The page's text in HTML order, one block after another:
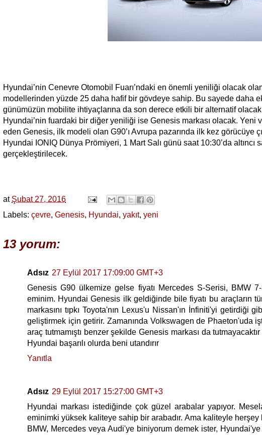
Hyundai’nin Cenevre Otomobil Fuarı’ndaki en önemli yeniliği olacak
modellerinden yüzde 25 daha hafif bir gövdeye sahip. Bu sayede daha
günümüzün mobilite ihtiyaçlarına da son derece etkili bir alternatif
Hyundai’nin fuardaki bir diğer yeniliği ise Genesis markası olacak. Yeni
eden Genesis, ilk modeli olan G90’ı Avrupa pazarında ilk kez görücüye
Hyundai IONIQ Dünya Prömiyeri, 1 Mart Salı günü saat 10:30’da altıncı
gerçekleştirilecek.
at Şubat 27, 2016
Labels: çevre, Genesis, Hyundai, yakıt, yeni
13 yorum:
Adsız 27 Eylül 2017 17:09:00 GMT+3
Genesis G90 ülkemize gelse fiyatı Mercedes S-Serisi, BMW
eminim. Hyundai Genesis ilk geldiğinde bile fiyatı bu araçların
markasını tıpkı Toyota'nın Lexus'u Nissan'ın İnfiniti'yi getirdiği
geliştirmek için getirir. Zamanında Volkswagen de Phaeton'uda
araç tutmamıştı benzer şekilde Genesis markası da
Hyundai başarılı olurda beni utandırır
Yanıtla
Adsız 29 Eylül 2017 15:27:00 GMT+3
Hyundai markası istediğinde çok güzel arabalar yapıyor.
eminimki yüksek kaliteye sahip bir arabadır. Ama kaliteyle
BMW, Mercedes veya Audi'ye biniyorum demek ister,